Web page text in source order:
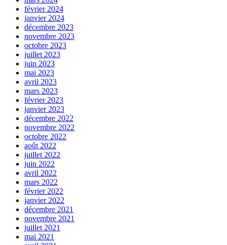
février 2024
janvier 2024
décembre 2023
novembre 2023
octobre 2023
juillet 2023
juin 2023
mai 2023
avril 2023
mars 2023
février 2023
janvier 2023
décembre 2022
novembre 2022
octobre 2022
août 2022
juillet 2022
juin 2022
avril 2022
mars 2022
février 2022
janvier 2022
décembre 2021
novembre 2021
juillet 2021
mai 2021